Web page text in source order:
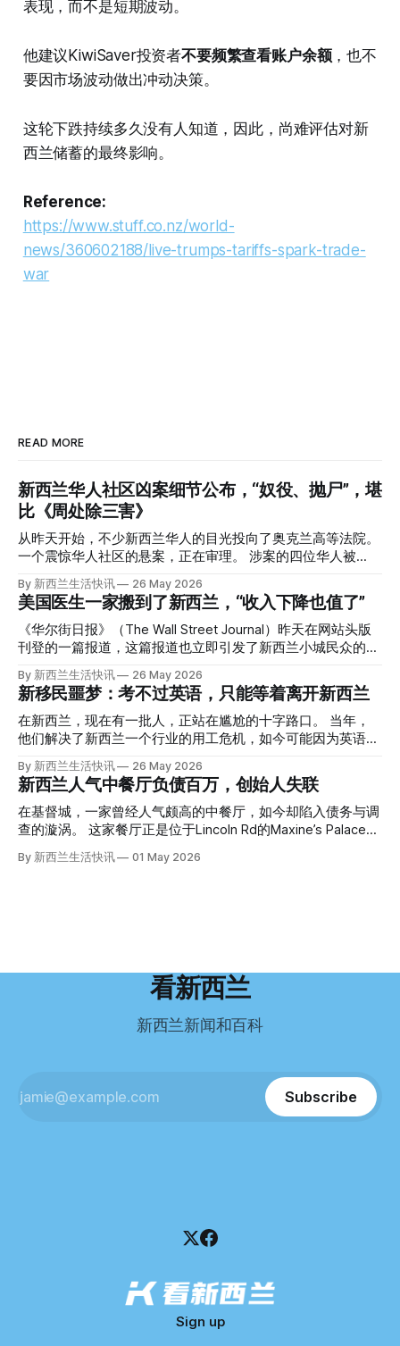
表现，而不是短期波动。
他建议KiwiSaver投资者不要频繁查看账户余额，也不
要因市场波动做出冲动决策。
这轮下跌持续多久没有人知道，因此，尚难评估对新
西兰储蓄的最终影响。
Reference:
https://www.stuff.co.nz/world-
news/360602188/live-trumps-tariffs-spark-trade-
war
READ MORE
新西兰华人社区凶案细节公布，“奴役、抛尸”，堪
比《周处除三害》
从昨天开始，不少新西兰华人的目光投向了奥克兰高等法院。
一个震惊华人社区的悬案，正在审理。 涉案的四位华人被
告，站在了法庭，被控与一位70岁中国女人的死有关。 事情
的复杂程度，远超人们的想象。 神秘的黑色塑料袋 先让我们
回到2024年3月12日。 新西兰一个名叫Paul Middleton的老
人，在奥克兰Gulf Harbour钓鱼时，发现了一个黑色塑料袋，
里面是一堆衣服。 再扒开衣服，他看到了一只手，一只人
腰部对折，黑色胶带缠着头、手腕和身体，整个人被绑成胎儿
状。 两个10公斤的米袋装满了石头，用胶带死死缠在尸体
上。 死者是亚洲面孔的老年女性，头部、脸、胳膊都有钝器
伤，当时身穿一件“娟燕牌”内衣和黑色长裤。 她是谁？没有人
Operation Parade的案子，开始调查。 米袋泄露秘密 破案的
关键，是两个米袋。这两个塑料米袋里装着用来压住尸体的花
园石头。 每个米袋上都有序列号。 警察一家家查，发现这批
米是在奥克兰北岸一家超市卖的。
By 新西兰生活快讯 26 May 2026
美国医生一家搬到了新西兰，“收入下降也值了”
《华尔街日报》（The Wall Street Journal）昨天在网站头版
刊登的一篇报道，这篇报道也立即引发了新西兰小城民众的兴
趣： “精疲力尽的美国医生，正在离开美国，前往新西兰一座
偏远小镇。” “精疲力尽的美国医生”搬家新西兰 四年前，在加
州拉霍亚（La Jolla）一家医院担任内科医生的Brandon
Williams医生达到了崩溃的边缘。 患者人数激增、医疗人员短
缺、医疗事故诉讼的威胁，以及对患者无力支付医疗费用的忧
（PTSD）。他的其中一位同事甚至因自杀身亡。 他并不想放
弃从医，但他不想再在美国行医了。 于是，他与38岁的妻子
Ellen Williams开始在欧洲寻找更好的选择。 就在那时，他收
到了一封来自新西兰医疗招聘人员的信。 “虽然跑到那个‘与世
义。”现年39岁的加州人Brandon说道。 2024年11月，这家人
By 新西兰生活快讯 26 May 2026
新移民噩梦：考不过英语，只能等着离开新西兰
在新西兰，现在有一批人，正站在尴尬的十字路口。 当年，
他们解决了新西兰一个行业的用工危机，如今可能因为英语考
试，不得不在几年内离开这个国家。 一位移民的无奈感叹：
“如果我们真能考到那个分数，就不会来开公交车了。” 因为英
语，他们一直无法上岸 来自菲律宾的Ryan De Guzman，就是
这批人中的一员。 2023年，当他看到新西兰招聘海外公交司
机的信息时，几乎没有犹豫就提交了申请。 “我听说这里气候
年3月抵达奥克兰。 当时心里盘算着：努力工作两年，申请居
所需的英语门槛。 De Guzman选择了另一项考试——
Pearson Test of English，最终成绩是45分，而申请要求是58
By 新西兰生活快讯 26 May 2026
新西兰人气中餐厅负债百万，创始人失联
在基督城，一家曾经人气颇高的中餐厅，如今却陷入债务与调
查的漩涡。 这家餐厅正是位于Lincoln Rd的Maxine’s Palace。
其背后的公司已进入清算程序，债务总额接近100万纽币，而
引人关注的是——清算人目前无法联系到创始人本人。 今年3
纽币，员工索赔金额仍在核算中。 整体债务规模，已经逼近
这导致公司财务记录尚未完全掌握，资产处置是否合理仍待核
在核查资产出售是否符合市
By 新西兰生活快讯 01 May 2026
看新西兰
新西兰新闻和百科
Subscribe
Sign up